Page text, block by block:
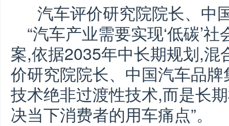
汽车评价研究院院长、中
“汽车产业需要实现‘低碳’
案,依据2035年中长期规划,混
价研究院院长、中国汽车品
技术绝非过渡性技术,而是长
决当下消费者的用车痛点”。